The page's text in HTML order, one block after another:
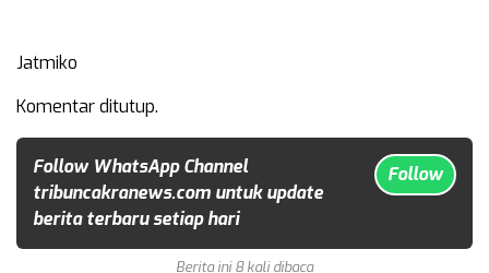
Jatmiko
Komentar ditutup.
Follow WhatsApp Channel
tribuncakranews.com untuk update
berita terbaru setiap hari
Follow
Berita ini 8 kali dibaca